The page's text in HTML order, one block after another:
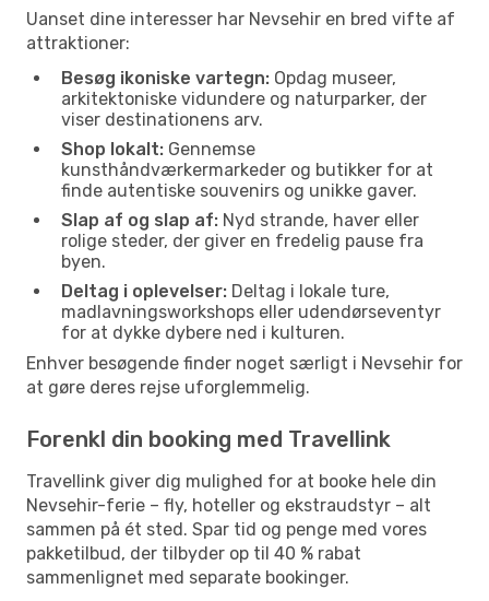
Uanset dine interesser har Nevsehir en bred vifte af
attraktioner:
Besøg ikoniske vartegn: Opdag museer,
arkitektoniske vidundere og naturparker, der
viser destinationens arv.
Shop lokalt: Gennemse
kunsthåndværkermarkeder og butikker for at
finde autentiske souvenirs og unikke gaver.
Slap af og slap af: Nyd strande, haver eller
rolige steder, der giver en fredelig pause fra
byen.
Deltag i oplevelser: Deltag i lokale ture,
madlavningsworkshops eller udendørseventyr
for at dykke dybere ned i kulturen.
Enhver besøgende finder noget særligt i Nevsehir for
at gøre deres rejse uforglemmelig.
Forenkl din booking med Travellink
Travellink giver dig mulighed for at booke hele din
Nevsehir-ferie – fly, hoteller og ekstraudstyr – alt
sammen på ét sted. Spar tid og penge med vores
pakketilbud, der tilbyder op til 40 % rabat
sammenlignet med separate bookinger.